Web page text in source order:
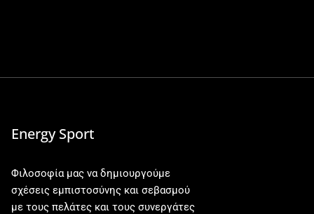
Energy Sport
Φιλοσοφία μας να δημιουργούμε
σχέσεις εμπιστοσύνης και σεβασμού
με τους πελάτες και τους συνεργάτες